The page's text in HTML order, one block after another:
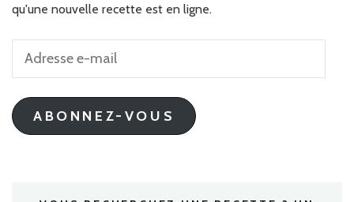
qu'une nouvelle recette est en ligne.
Adresse
mail
ABONNEZ-VOUS